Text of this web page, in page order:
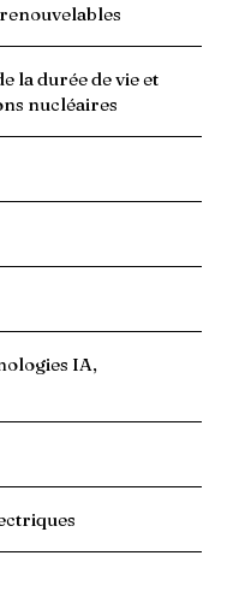
la durée de vie et
nucléaires
IA,